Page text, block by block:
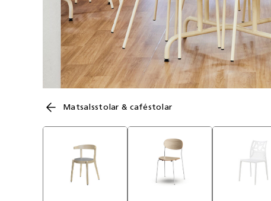
Matsalsstolar & caféstolar